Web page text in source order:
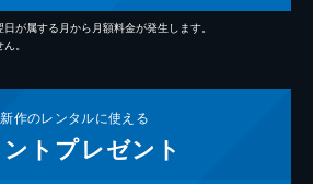
が属する月から月額料金が発生します。
。
作のレンタルに使える
ト プレゼント